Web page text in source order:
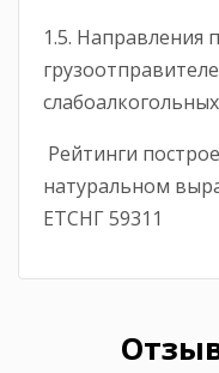
1.5. Направления
Рейтинги
натуральном
ЕТСНГ 59311